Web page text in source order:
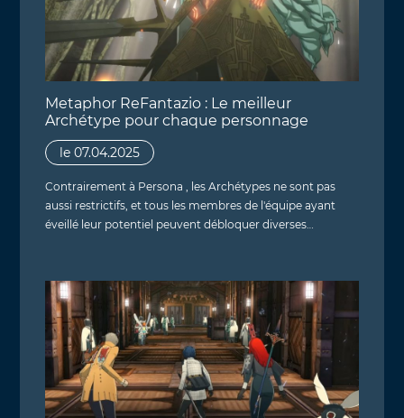
Metaphor ReFantazio : Le meilleur
Archétype pour chaque personnage
le 07.04.2025
Contrairement à Persona , les Archétypes ne sont pas
aussi restrictifs, et tous les membres de l'équipe ayant
éveillé leur potentiel peuvent débloquer diverses…